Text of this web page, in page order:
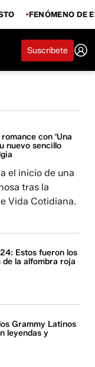
FENÓMENO DE
Suscríbete
con 'Una
nuevo sencillo
el inicio de una
tras la
Vida Cotidiana.
Estos fueron los
de la alfombra roja
Grammy Latinos
leyendas y